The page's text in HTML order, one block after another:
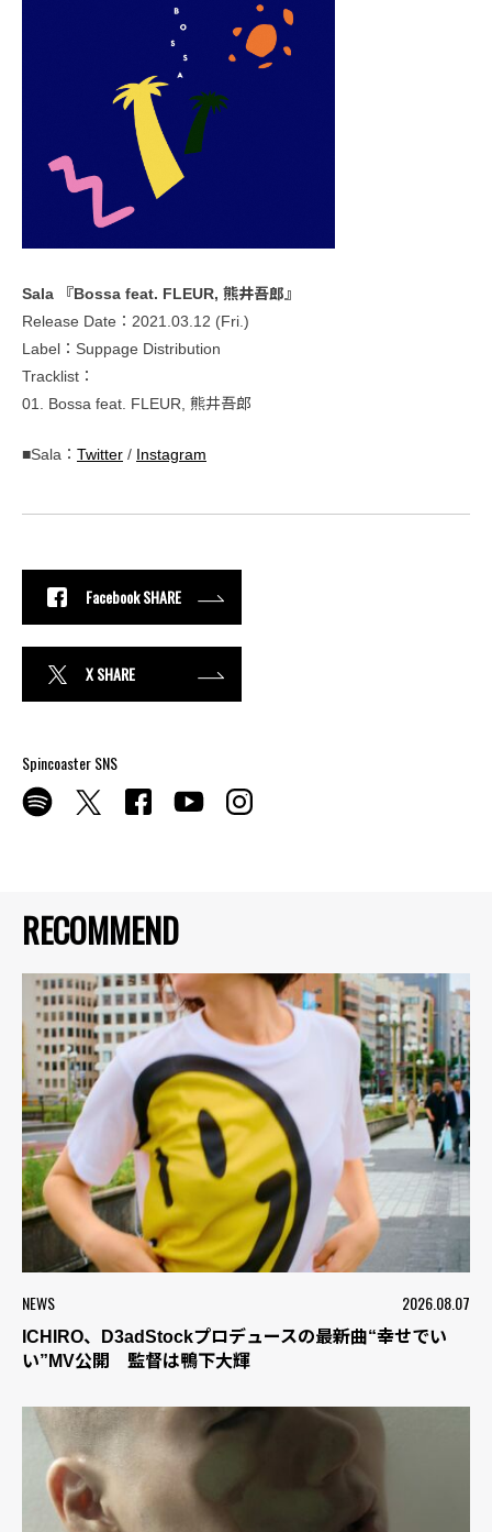
RECOMMEND
NEWS 2026.08.07
ICHIRO、D3adStockプロデュースの最新曲“幸せでい
い”MV公開 監督は鴨下大輝
Sala 『Bossa feat. FLEUR, 熊井吾郎』
Release Date：2021.03.12 (Fri.)
Label：Suppage Distribution
Tracklist：
01. Bossa feat. FLEUR, 熊井吾郎
■Sala： Twitter / Instagram
Facebook SHARE
X SHARE
Spincoaster SNS